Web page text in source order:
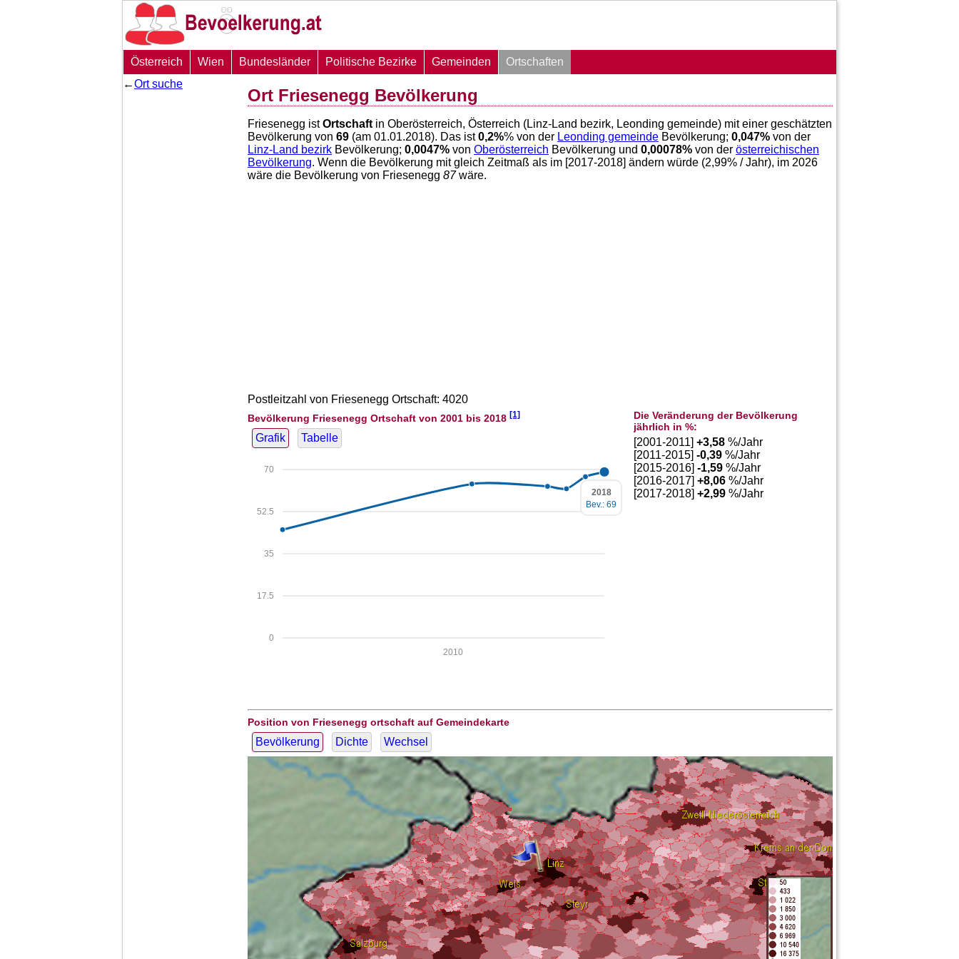
Österreich Wien Bundesländer Politische Bezirke Gemeinden
Ortschaften
←Ort suche
Ort Friesenegg Bevölkerung
Friesenegg istOrtschaft in Oberösterreich, Österreich (Linz-Land bezirk, Leonding gemeinde) mit einer geschätzten
Bevölkerung von 69 (am 01.01.2018). Das ist0,2%% von der Leonding gemeinde Bevölkerung; 0,047% von der
Linz-Land bezirk Bevölkerung; 0,0047% von Oberösterreich Bevölkerung und 0,00078% von der österreichischen
Bevölkerung. Wenn die Bevölkerung mit gleich Zeitmaß als im [2017-2018] ändern würde (2,99% / Jahr), im 2026
wäre die Bevölkerung von Friesenegg 87wäre.
Postleitzahl von Friesenegg Ortschaft: 4020
Bevölkerung Friesenegg Ortschaft von 2001 bis 2018 [1]
Grafik Tabelle
0
17.5
35
52.5
70
2010
2018
Bev.: 69
Die Veränderung der Bevölkerung
jährlich in %:
[2001-2011]+3,58 %/Jahr
[2011-2015]-0,39 %/Jahr
[2015-2016]-1,59 %/Jahr
[2016-2017]+8,06 %/Jahr
[2017-2018]+2,99 %/Jahr
Position von Friesenegg ortschaft auf Gemeindekarte
Bevölkerung Dichte Wechsel